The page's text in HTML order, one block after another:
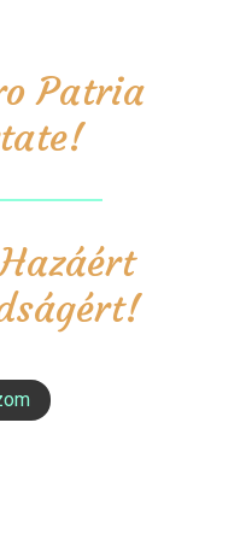
Patria